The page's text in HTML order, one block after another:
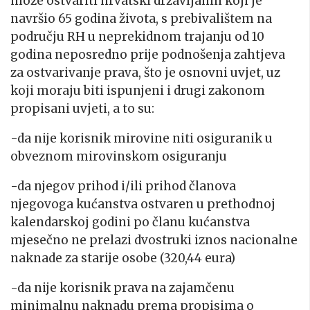
navršio 65 godina života, s prebivalištem na
području RH u neprekidnom trajanju od 10
godina neposredno prije podnošenja zahtjeva
za ostvarivanje prava, što je osnovni uvjet, uz
koji moraju biti ispunjeni i drugi zakonom
propisani uvjeti, a to su:
-da nije korisnik mirovine niti osiguranik u
obveznom mirovinskom osiguranju
-da njegov prihod i/ili prihod članova
njegovoga kućanstva ostvaren u prethodnoj
kalendarskoj godini po članu kućanstva
mjesečno ne prelazi dvostruki iznos nacionalne
naknade za starije osobe (320,44 eura)
-da nije korisnik prava na zajamčenu
minimalnu naknadu prema propisima o